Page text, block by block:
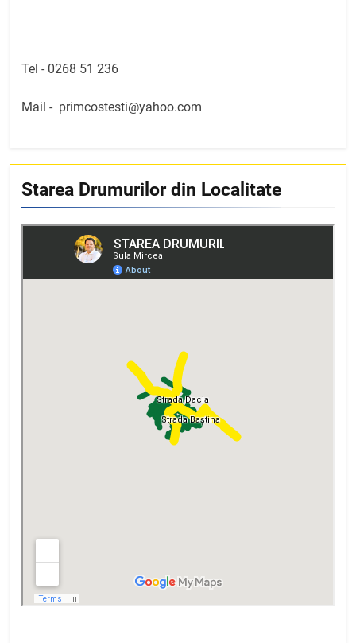
Tel - 0268 51 236
Mail - primcostesti@yahoo.com
Starea Drumurilor din Localitate